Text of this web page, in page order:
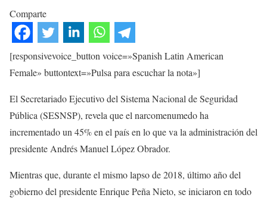
Comparte
[responsivevoice_button voice=»Spanish Latin American
Female» buttontext=»Pulsa para escuchar la nota»]
El Secretariado Ejecutivo del Sistema Nacional de Seguridad
Pública (SESNSP), revela que el narcomenumedo ha
incrementado un 45% en el país en lo que va la administración del
presidente Andrés Manuel López Obrador.
Mientras que, durante el mismo lapso de 2018, último año del
gobierno del presidente Enrique Peña Nieto, se iniciaron en todo